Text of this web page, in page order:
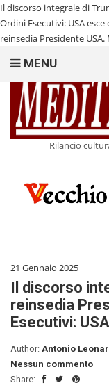
Il discorso integrale di
Ordini Esecutivi: USA esce
reinsedia Presidente
Rilancio
MENU
21 Gennaio 2025
Il discorso
reinsedia
Esecutivi:
Author: Antonio
Nessun commento
Share: